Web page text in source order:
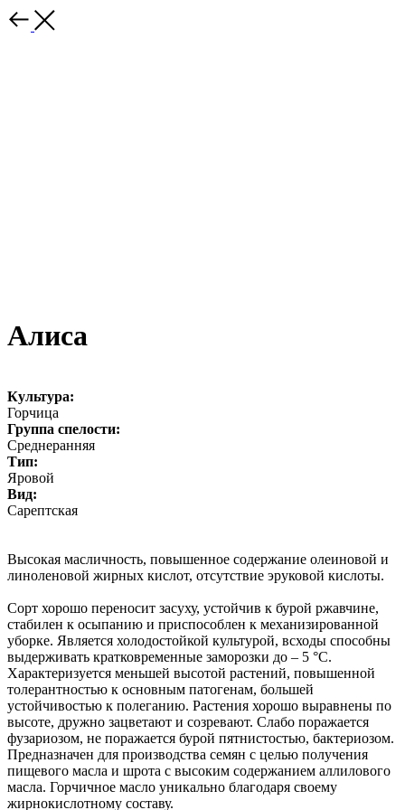
Алиса
Культура:
Горчица
Группа спелости:
Среднеранняя
Тип:
Яровой
Вид:
Сарептская
Высокая масличность, повышенное содержание олеиновой и
линоленовой жирных кислот, отсутствие эруковой кислоты.
Сорт хорошо переносит засуху, устойчив к бурой ржавчине,
стабилен к осыпанию и приспособлен к механизированной
уборке. Является холодостойкой культурой, всходы способны
выдерживать кратковременные заморозки до – 5 °С.
Характеризуется меньшей высотой растений, повышенной
толерантностью к основным патогенам, большей
устойчивостью к полеганию. Растения хорошо выравнены по
высоте, дружно зацветают и созревают. Слабо поражается
фузариозом, не поражается бурой пятнистостью, бактериозом.
Предназначен для производства семян с целью получения
пищевого масла и шрота с высоким содержанием аллилового
масла. Горчичное масло уникально благодаря своему
жирнокислотному составу.